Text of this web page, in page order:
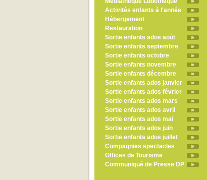
Activités enfants à l'année
Hébergement
Restauration
Sortie enfants ados août
Sortie enfants septembre
Sortie enfants octobre
Sortie enfants novembre
Sortie enfants décembre
Sortie enfants ados janvier
Sortie enfants ados février
Sortie enfants ados mars
Sortie enfants ados avril
Sortie enfants ados mai
Sortie enfants ados juin
Sortie enfants ados juillet
Compagnies spectacles
Offices de Tourisme
Communiqué de Presse DP